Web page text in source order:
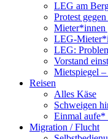
LEG am
Protest
Mieter*innen
LEG-
LEG:
Vorstand
Mietspiegel –
Reisen
Alles Käse
Schweigen
Einmal aufe*
Migration / Flucht